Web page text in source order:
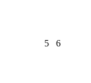
5 6